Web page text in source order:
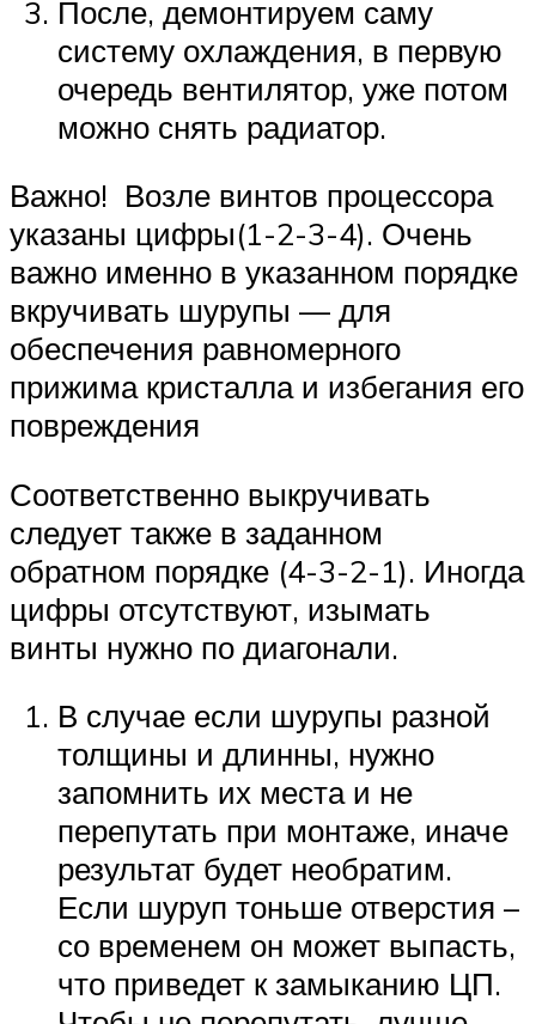
После, демонтируем саму
систему охлаждения, в первую
очередь вентилятор, уже потом
можно снять радиатор.
Важно! Возле винтов процессора
указаны цифры(1-2-3-4). Очень
важно именно в указанном порядке
вкручивать шурупы — для
обеспечения равномерного
прижима кристалла и избегания его
повреждения
Соответственно выкручивать
следует также в заданном
обратном порядке (4-3-2-1). Иногда
цифры отсутствуют, изымать
винты нужно по диагонали.
В случае если шурупы разной
толщины и длинны, нужно
запомнить их места и не
перепутать при монтаже, иначе
результат будет необратим.
Если шуруп тоньше отверстия –
со временем он может выпасть,
что приведет к замыканию ЦП.